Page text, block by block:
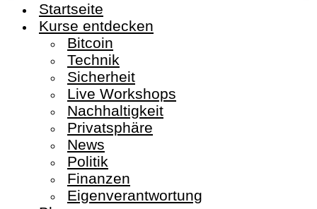
Startseite
Kurse entdecken
Bitcoin
Technik
Sicherheit
Live Workshops
Nachhaltigkeit
Privatsphäre
News
Politik
Finanzen
Eigenverantwortung